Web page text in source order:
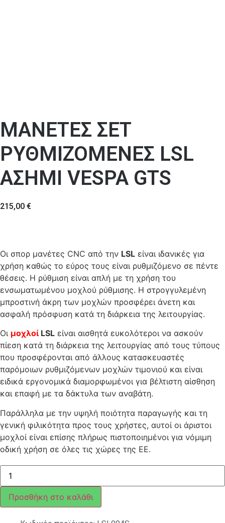
ΜΑΝΕΤΕΣ ΣΕΤ
ΡΥΘΜΙΖΟΜΕΝΕΣ LSL
ΑΣΗΜΙ VESPA GTS
215,00 €
Οι σπορ μανέτες CNC από την LSL είναι ιδανικές για
χρήση καθώς το εύρος τους είναι ρυθμιζόμενο σε πέντε
θέσεις. Η ρύθμιση είναι απλή με τη χρήση του
ενσωματωμένου μοχλού ρύθμισης. Η στρογγυλεμένη
μπροστινή άκρη των μοχλών προσφέρει άνετη και
ασφαλή πρόσφυση κατά τη διάρκεια της λειτουργίας.
Οι μοχλοί LSL είναι αισθητά ευκολότεροι να ασκούν
πίεση κατά τη διάρκεια της λειτουργίας από τους τύπους
που προσφέρονται από άλλους κατασκευαστές
παρόμοιων ρυθμιζόμενων μοχλών τιμονιού και είναι
ειδικά εργονομικά διαμορφωμένοι για βέλτιστη αίσθηση
και επαφή με τα δάκτυλα των αναβάτη.
Παράλληλα με την υψηλή ποιότητα παραγωγής και τη
γενική φιλικότητα προς τους χρήστες, αυτοί οι άριστοι
μοχλοί είναι επίσης πλήρως πιστοποιημένοι για νόμιμη
οδική χρήση σε όλες τις χώρες της ΕΕ.
ΜΑΝΕΤΕΣ
ΣΕΤ
ΡΥΘΜΙΖΟΜΕΝΕΣ
LSL
ΑΣΗΜΙ
VESPA
Προσθήκη στο καλάθι